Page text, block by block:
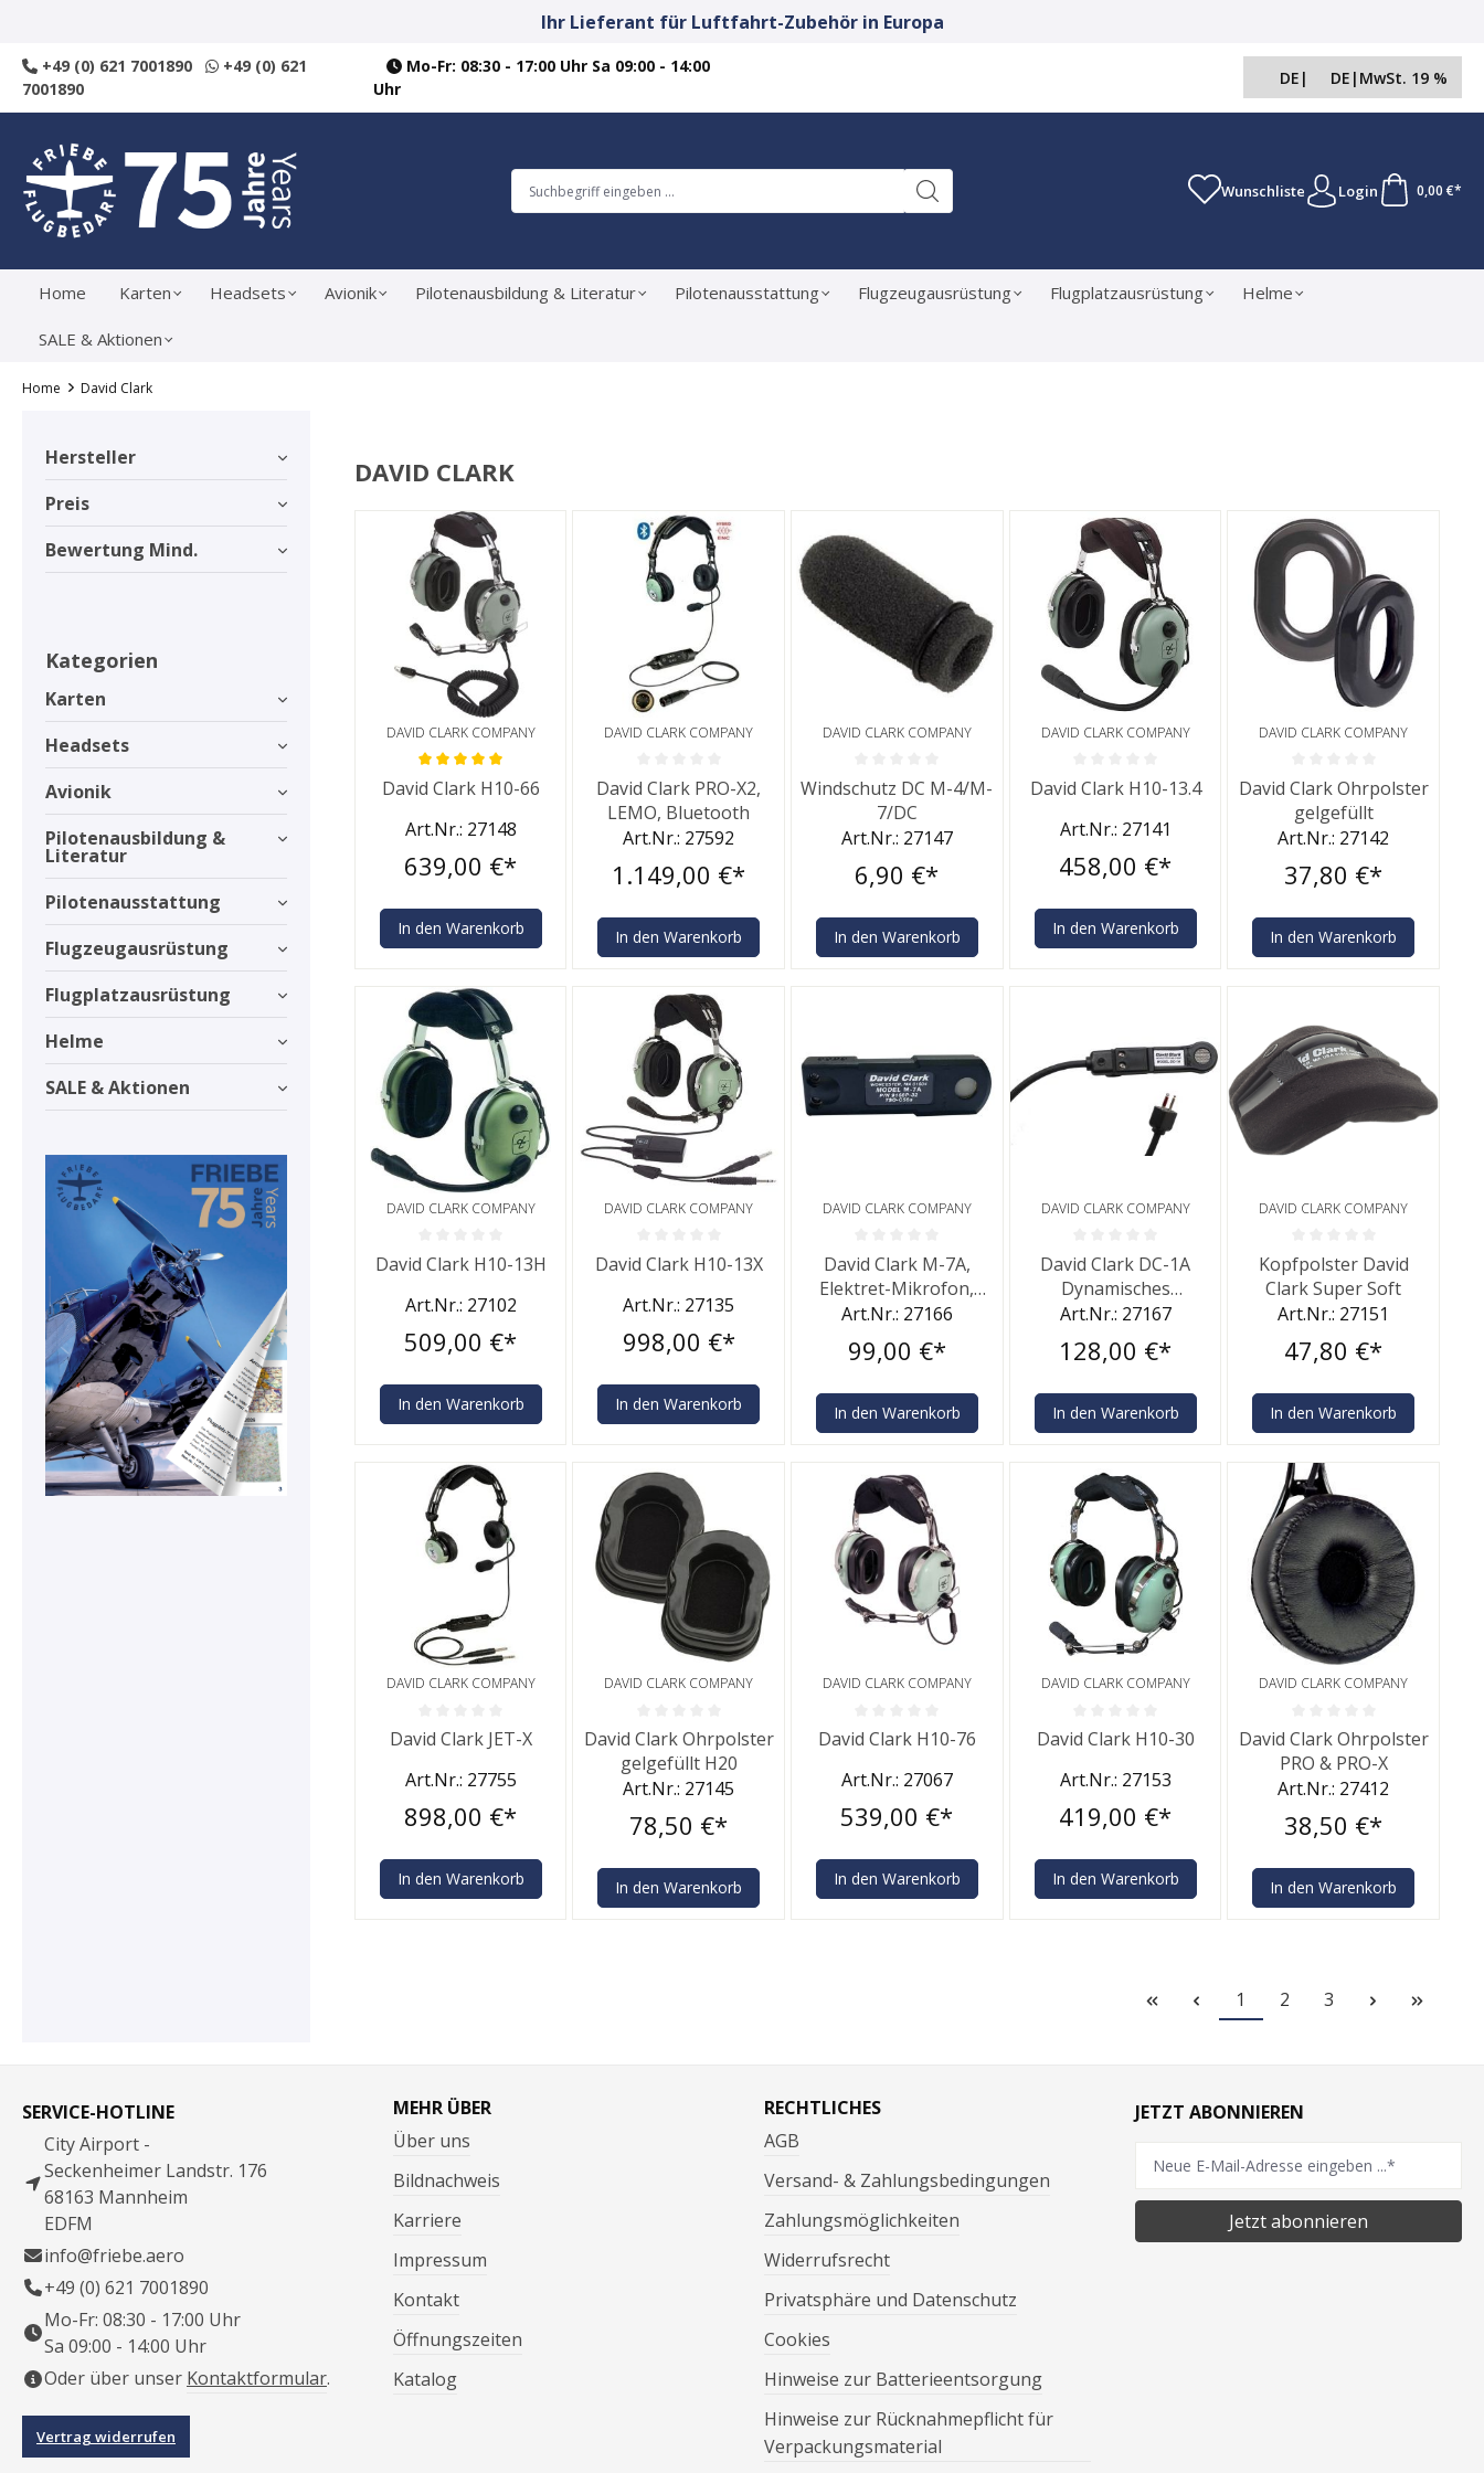
Ihr Lieferant für Luftfahrt-Zubehör in Europa
+49 (0) 621 7001890
+49 (0) 621
7001890
Mo-Fr: 08:30 - 17:00 Uhr Sa 09:00 - 14:00
Uhr
DE | DE | MwSt. 19 %
Wunschliste Login 0,00 €*
Home Karten Headsets Avionik Pilotenausbildung & Literatur Pilotenausstattung Flugzeugausrüstung Flugplatzausrüstung Helme
SALE & Aktionen
Home David Clark
Hersteller
Preis
Bewertung Mind.
Kategorien
Karten
Headsets
Avionik
Pilotenausbildung &
Literatur
Pilotenausstattung
Flugzeugausrüstung
Flugplatzausrüstung
Helme
SALE & Aktionen
DAVID CLARK
DAVID CLARK COMPANY
Durchschnittliche Bewertung von 5 von 5 Sternen
David Clark H10-66
Art.Nr.: 27148
639,00 €*
In den Warenkorb
DAVID CLARK COMPANY
Durchschnittliche Bewertung von 0 von 5 Sternen
David Clark PRO-X2,
LEMO, Bluetooth
Art.Nr.: 27592
1.149,00 €*
In den Warenkorb
DAVID CLARK COMPANY
Durchschnittliche Bewertung von 0 von 5 Sternen
Windschutz DC M-4/M-
7/DC
Art.Nr.: 27147
6,90 €*
In den Warenkorb
DAVID CLARK COMPANY
Durchschnittliche Bewertung von 0 von 5 Sternen
David Clark H10-13.4
Art.Nr.: 27141
458,00 €*
In den Warenkorb
DAVID CLARK COMPANY
Durchschnittliche Bewertung
David Clark Ohrpolster
gelgefüllt
Art.Nr.: 27142
37,80 €*
In den Warenkorb
DAVID CLARK COMPANY
Durchschnittliche Bewertung von 0 von 5 Sternen
David Clark H10-13H
Art.Nr.: 27102
509,00 €*
In den Warenkorb
DAVID CLARK COMPANY
Durchschnittliche Bewertung von 0 von 5 Sternen
David Clark H10-13X
Art.Nr.: 27135
998,00 €*
In den Warenkorb
DAVID CLARK COMPANY
Durchschnittliche Bewertung von 0 von 5 Sternen
David Clark M-7A,
Elektret-Mikrofon,
hochohmig
Art.Nr.: 27166
99,00 €*
In den Warenkorb
DAVID CLARK COMPANY
Durchschnittliche Bewertung von 0 von 5 Sternen
David Clark DC-1A
Dynamisches
Verstärkermikrofon
Art.Nr.: 27167
128,00 €*
In den Warenkorb
DAVID CLARK COMPANY
Durchschnittliche Bewertung
Kopfpolster David
Clark Super Soft
Art.Nr.: 27151
47,80 €*
In den Warenkorb
DAVID CLARK COMPANY
Durchschnittliche Bewertung von 0 von 5 Sternen
David Clark JET-X
Art.Nr.: 27755
898,00 €*
In den Warenkorb
DAVID CLARK COMPANY
Durchschnittliche Bewertung von 0 von 5 Sternen
David Clark Ohrpolster
gelgefüllt H20
Art.Nr.: 27145
78,50 €*
In den Warenkorb
DAVID CLARK COMPANY
Durchschnittliche Bewertung von 0 von 5 Sternen
David Clark H10-76
Art.Nr.: 27067
539,00 €*
In den Warenkorb
DAVID CLARK COMPANY
Durchschnittliche Bewertung von 0 von 5 Sternen
David Clark H10-30
Art.Nr.: 27153
419,00 €*
In den Warenkorb
DAVID CLARK COMPANY
Durchschnittliche Bewertung
David Clark Ohrpolster
PRO & PRO-X
Art.Nr.: 27412
38,50 €*
In den Warenkorb
1 2 3
SERVICE-HOTLINE
City Airport -
Seckenheimer Landstr. 176
68163 Mannheim
EDFM
info@friebe.aero
+49 (0) 621 7001890
Mo-Fr: 08:30 - 17:00 Uhr
Sa 09:00 - 14:00 Uhr
Oder über unser Kontaktformular.
Vertrag widerrufen
MEHR ÜBER
Über uns
Bildnachweis
Karriere
Impressum
Kontakt
Öffnungszeiten
Katalog
RECHTLICHES
AGB
Versand- & Zahlungsbedingungen
Zahlungsmöglichkeiten
Widerrufsrecht
Privatsphäre und Datenschutz
Cookies
Hinweise zur Batterieentsorgung
Hinweise zur Rücknahmepflicht für
Verpackungsmaterial
JETZT ABONNIEREN
Jetzt abonnieren